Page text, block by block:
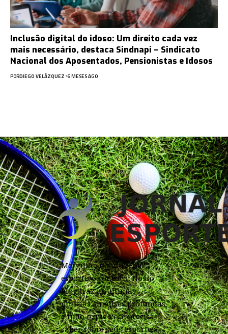
Inclusão digital do idoso: Um direito cada vez
mais necessário, destaca Sindnapi – Sindicato
Nacional dos Aposentados, Pensionistas e Idosos
PORDIEGO VELÁZQUEZ 6 MESES AGO
Mergulhe no universo
esportivo conosco! Nosso
blog traz as últimas
notícias, análises profundas
e tudo o que você precisa
saber sobre seus esportes